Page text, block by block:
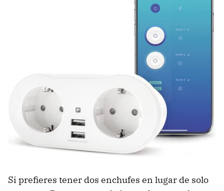
Si prefieres tener dos enchufes en lugar de solo